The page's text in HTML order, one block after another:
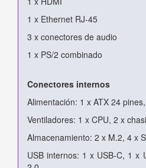
1 x Ethernet RJ-45
3 x conectores de audio
1 x PS/2 combinado
Conectores internos
Alimentación: 1 x ATX 24
Ventiladores: 1 x CPU, 2 x
Almacenamiento: 2 x M.2, 4 x
USB internos: 1 x USB-C, 1 x